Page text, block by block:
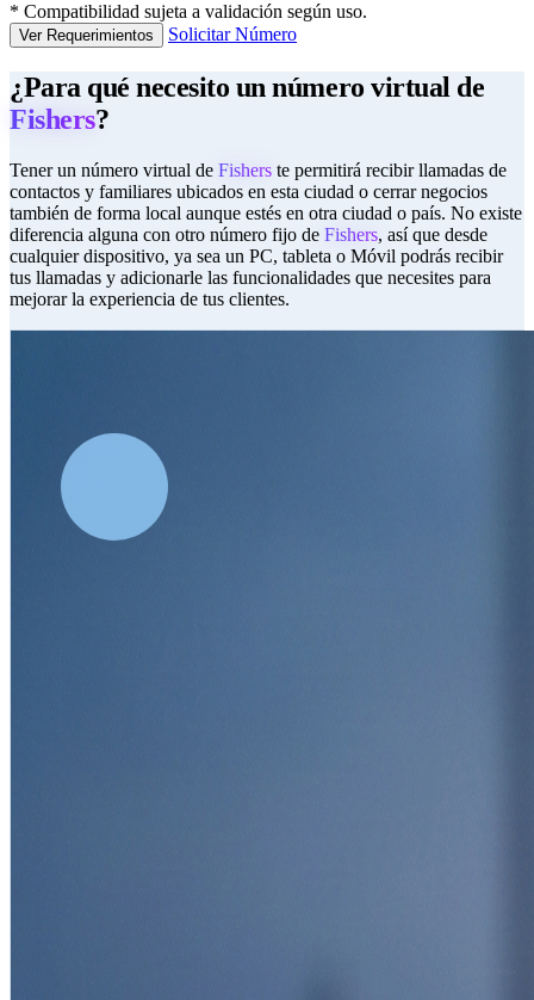
* Compatibilidad sujeta a validación según uso.
Ver Requerimientos Solicitar Número
¿Para qué necesito un número virtual de
Fishers?
Tener un número virtual de Fishers te permitirá recibir llamadas de
contactos y familiares ubicados en esta ciudad o cerrar negocios
también de forma local aunque estés en otra ciudad o país. No existe
diferencia alguna con otro número fijo de Fishers, así que desde
cualquier dispositivo, ya sea un PC, tableta o Móvil podrás recibir
tus llamadas y adicionarle las funcionalidades que necesites para
mejorar la experiencia de tus clientes.